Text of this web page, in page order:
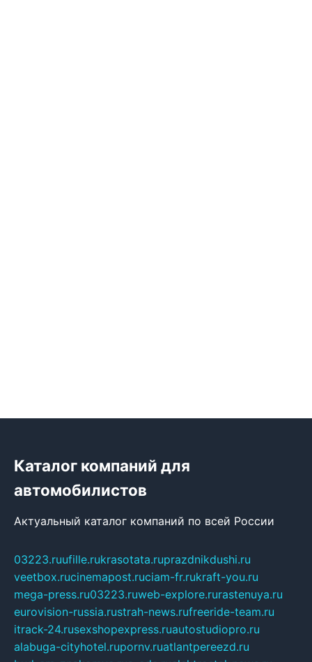
Каталог компаний для
автомобилистов
Актуальный каталог компаний по всей России
03223.ruufille.rukrasotata.ruprazdnikdushi.ru
veetbox.rucinemapost.ruciam-fr.rukraft-you.ru
mega-press.ru03223.ruweb-explore.rurastenuya.ru
eurovision-russia.rustrah-news.rufreeride-team.ru
itrack-24.rusexshopexpress.ruautostudiopro.ru
alabuga-cityhotel.rupornv.ruatlantpereezd.ru